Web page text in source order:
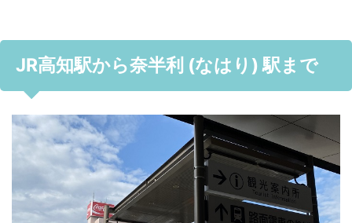
JR高知駅から奈半利 (なはり) 駅まで